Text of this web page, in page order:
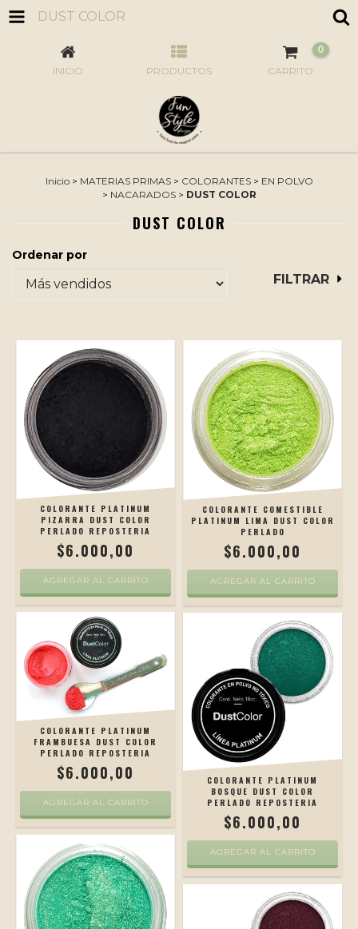
DUST COLOR
INICIO PRODUCTOS CARRITO
0
Inicio > MATERIAS PRIMAS > COLORANTES > EN POLVO
> NACARADOS > DUST COLOR
DUST COLOR
Ordenar por
FILTRAR
COLORANTE PLATINUM
PIZARRA DUST COLOR
PERLADO REPOSTERIA
$6.000,00
COLORANTE COMESTIBLE
PLATINUM LIMA DUST COLOR
PERLADO
$6.000,00
COLORANTE PLATINUM
FRAMBUESA DUST COLOR
PERLADO REPOSTERIA
$6.000,00
COLORANTE PLATINUM
BOSQUE DUST COLOR
PERLADO REPOSTERIA
$6.000,00